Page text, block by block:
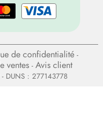
de confidentialité -
ventes - Avis client
DUNS : 277143778